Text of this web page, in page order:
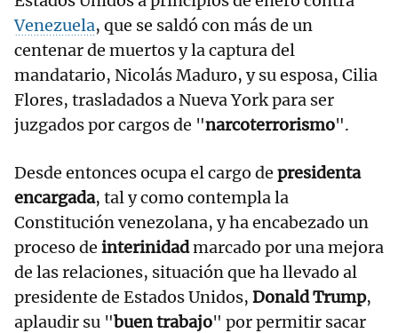
Venezuela, que se saldó con más de un
centenar de muertos y la captura del
mandatario, Nicolás Maduro, y su esposa, Cilia
Flores, trasladados a Nueva York para ser
juzgados por cargos de "narcoterrorismo".
Desde entonces ocupa el cargo de presidenta
encargada, tal y como contempla la
Constitución venezolana, y ha encabezado un
proceso de interinidadmarcado por una mejora
de las relaciones, situación que ha llevado al
presidente de Estados Unidos, Donald Trump,
aplaudir su "buen trabajo" por permitir sacar